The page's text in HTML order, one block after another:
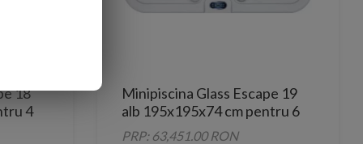
18
4
Minipiscina Glass Escape 19
alb 195x195x74 cm pentru 6
persoane
PRP: 63,451.00 RON